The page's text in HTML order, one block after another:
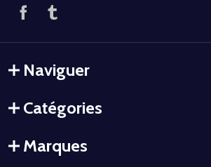
Naviguer
Catégories
Marques